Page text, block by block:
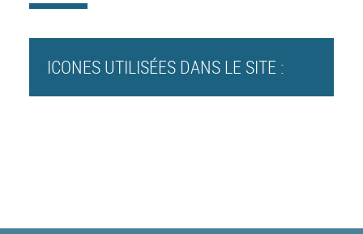
ICONES UTILISÉES DANS LE SITE :